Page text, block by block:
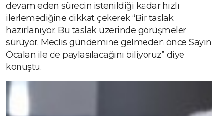
devam eden sürecin istenildiği kadar hızlı
ilerlemediğine dikkat çekerek “Bir taslak
hazırlanıyor. Bu taslak üzerinde görüşmeler
sürüyor. Meclis gündemine gelmeden önce Sayın
Öcalan ile de paylaşılacağını biliyoruz” diye
konuştu.